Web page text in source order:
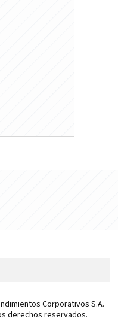
Corporativos S.A.
derechos reservados.